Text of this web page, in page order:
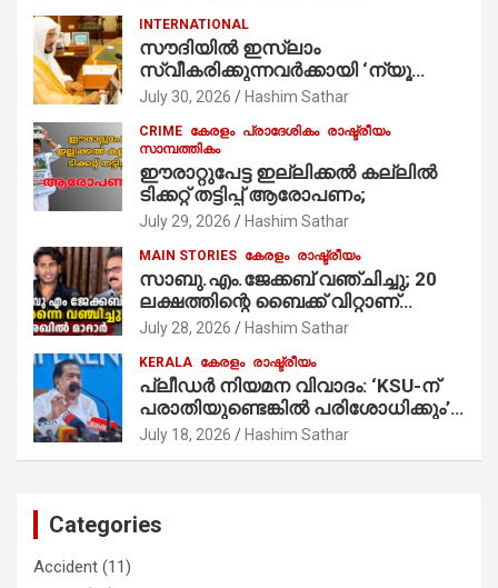
കുര്യൻ താമരശ്ശേരി
നിർവഹിക്കുന്നു.
INTERNATIONAL
സൗദിയില്‍ ഇസ്‌ലാം
സ്വീകരിക്കുന്നവര്‍ക്കായി ‘ന്യൂ
മുസ്ലിം’ ഡിജിറ്റല്‍ കാര്‍ഡ് സേവനം
July 30, 2026 Hashim Sathar
CRIME കേരളം പ്രാദേശികം രാഷ്ട്രീയം
സാമ്പത്തികം
ഈരാറ്റുപേട്ട ഇല്ലിക്കൽ കല്ലിൽ
ടിക്കറ്റ് തട്ടിപ്പ് ആരോപണം;
July 29, 2026 Hashim Sathar
MAIN STORIES കേരളം രാഷ്ട്രീയം
സാബു.എം.ജേക്കബ് വഞ്ചിച്ചു; 20
ലക്ഷത്തിന്റെ ബൈക്ക് വിറ്റാണ്
തൃക്കാക്കരയില്‍ മത്സരിച്ചത്!
മാത്രമാണ് ഉണ്ടായിരുന്നത്;
സാബുവിന്റേത് വ്യക്തിപരമായ
നേട്ടത്തിനുള്ള പാര്‍ട്ടി; ഇപ്പോള്‍
ഫോണ്‍ വിളിച്ചാല്‍ എടുക്കില്ല;
തിരഞ്ഞെടുപ്പിലെ ദുരനുഭവങ്ങള്‍
July 28, 2026 Hashim Sathar
KERALA കേരളം രാഷ്ട്രീയം
പ്ലീഡർ നിയമന വിവാദം: ‘KSU-ന്
പരാതിയുണ്ടെങ്കിൽ പരിശോധിക്കും’;
രമേശ് ചെന്നിത്തല
July 18, 2026 Hashim Sathar
Categories
Accident (11)